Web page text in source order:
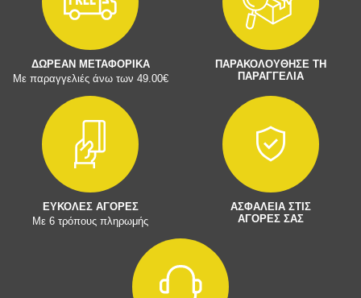
ΔΩΡΕΑΝ ΜΕΤΑΦΟΡΙΚΑ
Με παραγγελιές άνω των 49.00€
ΠΑΡΑΚΟΛΟΥΘΗΣΕ ΤΗ
ΠΑΡΑΓΓΕΛΙΑ
ΕΥΚΟΛΕΣ ΑΓΟΡΕΣ
Με 6 τρόπους πληρωμής
ΑΣΦΑΛΕΙΑ ΣΤΙΣ
ΑΓΟΡΕΣ ΣΑΣ